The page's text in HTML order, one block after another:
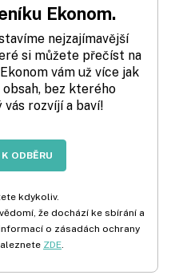
Ekonom.
nejzajímavější
si můžete přečíst na
vám už více jak
bez kterého
rozvíjí a baví!
ODBĚRU
kdykoliv.
že dochází ke sbírání a
o zásadách ochrany
ZDE.